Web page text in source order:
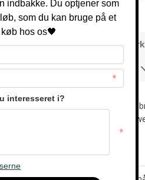
PULZ - PZBOBBIE PANT | BUKSER 200005 MEDIUM BLUE DENIM
Web + Ry